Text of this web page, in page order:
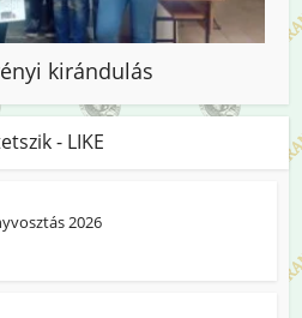
kirándulás
- LIKE
2026